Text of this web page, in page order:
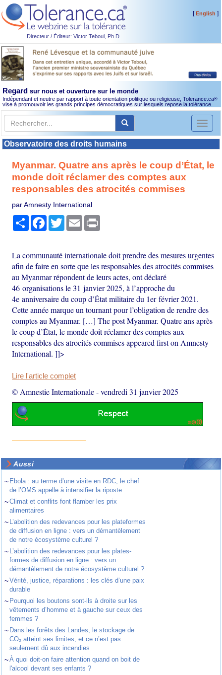
Directeur / Éditeur: Victor Teboul, Ph.D.
[English ]
Regard sur nous et ouverture sur le monde
Indépendant et neutre par rapport à toute orientation politique ou religieuse, Tolerance.ca®
vise à promouvoir les grands principes démocratiques sur lesquels repose la tolérance.
Toggle
Observatoire des droits humains
Myanmar. Quatre ans après le coup d’État, le
monde doit réclamer des comptes aux
responsables des atrocités commises
par Amnesty International
PartagerFacebook
TwitterEmail
La communauté internationale doit prendre des mesures urgentes
afin de faire en sorte que les responsables des atrocités commises
au Myanmar répondent de leurs actes, ont déclaré
46 organisations le 31 janvier 2025, à l’approche du
4e anniversaire du coup d’État militaire du 1er février 2021.
Cette année marque un tournant pour l’obligation de rendre des
comptes au Myanmar. […] The post Myanmar. Quatre ans après
le coup d’État, le monde doit réclamer des comptes aux
responsables des atrocités commises appeared first on Amnesty
International. ]]>
Lire l'article complet
© Amnestie Internationale-vendredi 31 janvier 2025
Aussi
~ Ebola : au terme d’une visite en RDC, le chef
de l’OMS appelle à intensifier la riposte
~Climat et conflits font flamber les prix
alimentaires
~ L’abolition des redevances pour les plateformes
de diffusion en ligne : vers un démantèlement
de notre écosystème culturel ?
~ L’abolition des redevances pour les plates-
formes de diffusion en ligne : vers un
démantèlement de notre écosystème culturel ?
~Vérité, justice, réparations : les clés d’une paix
durable
~ Pourquoi les boutons sont-ils à droite sur les
vêtements d’homme et à gauche sur ceux des
femmes ?
~ Dans les forêts des Landes, le stockage de
CO₂ atteint ses limites, et ce n’est pas
seulement dû aux incendies
~À quoi doit-on faire attention quand on boit de
l'alcool devant ses enfants ?